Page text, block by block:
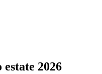
2026